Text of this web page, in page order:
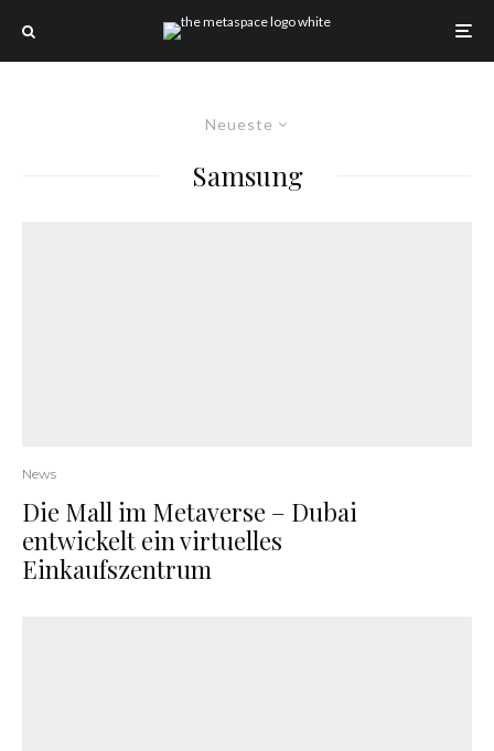
Neueste
Samsung
News
Die Mall im Metaverse – Dubai
entwickelt ein virtuelles
Einkaufszentrum